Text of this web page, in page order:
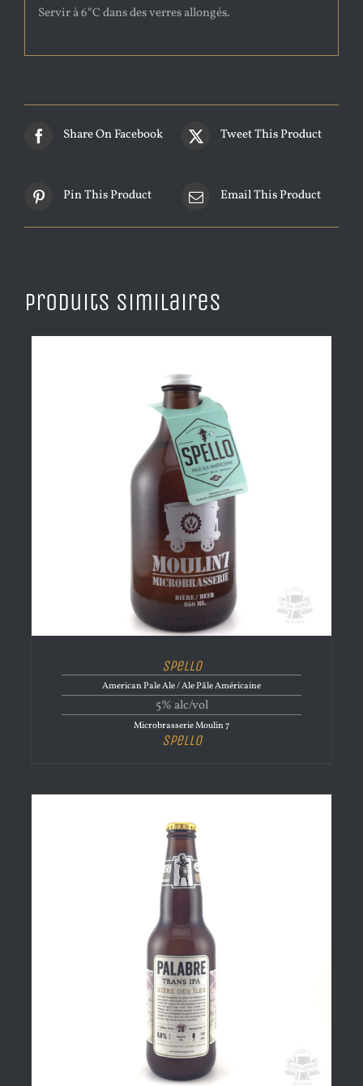
Servir à 6°C dans des verres allongés.
Share On Facebook Tweet This Product
Pin This Product Email This Product
Produits similaires
Spello
American Pale Ale / Ale Pâle Américaine
5% alc/vol
Microbrasserie Moulin 7
Spello